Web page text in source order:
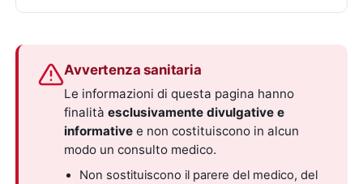
Avvertenza sanitaria
Le informazioni di questa pagina hanno
finalitàesclusivamente divulgative e
informative e non costituiscono in alcun
modo un consulto medico.
Non sostituiscono il parere del medico, del